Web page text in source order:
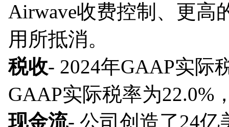
Airwave收费控制、更高
用所抵消。
税收- 2024年GAAP实际
GAAP实际税率为22.0%
现金流- 公司创造了24